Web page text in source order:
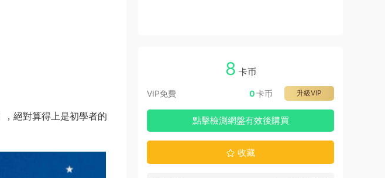
，絕對算得上是初學者的
8 卡币
VIP免費 升級VIP
0卡币
點擊檢測網盤有效後購買
收藏